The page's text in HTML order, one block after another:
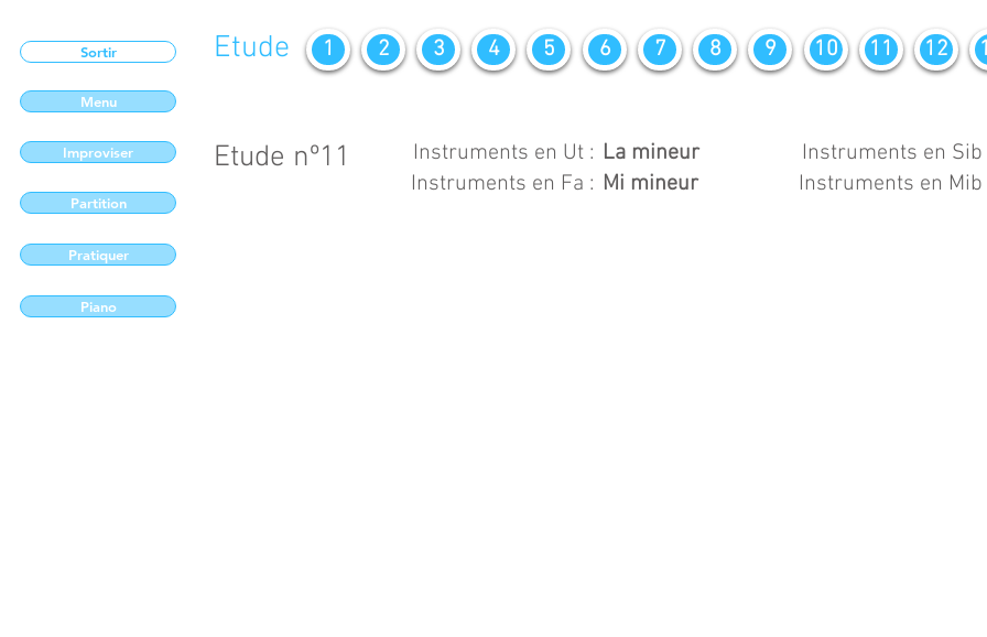
Sortir
Menu
Improviser
Partition
Pratiquer
Piano
Etude nº11
Instruments en Ut :
Instruments en Fa :
La mineur
Instruments en Sib
Mi mineur
Instruments en Mib
Etude 1 2 3 4 5 6 7 8 9 10 11 12